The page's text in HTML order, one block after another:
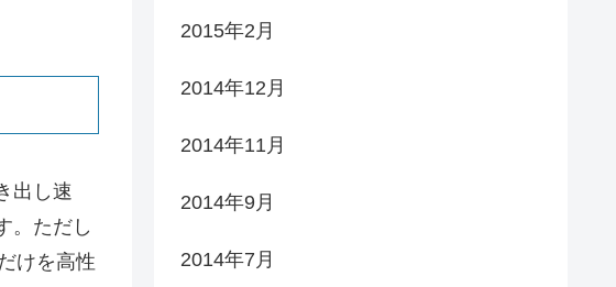
出し速
。ただし
けを高性
2015年2月
2014年12月
2014年11月
2014年9月
2014年7月